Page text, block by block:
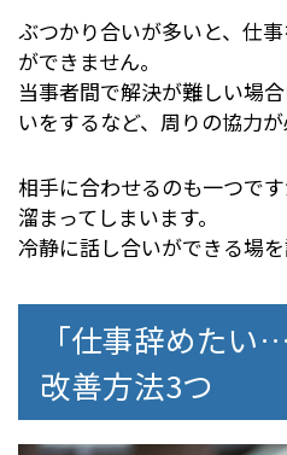
ぶつかり合いが多いと、仕
ができません。
当事者間で解決が難しい場
いをするなど、周りの協力が
相手に合わせるのも一つで
溜まってしまいます。
冷静に話し合いができる場を
「仕事辞めた
改善方法3つ